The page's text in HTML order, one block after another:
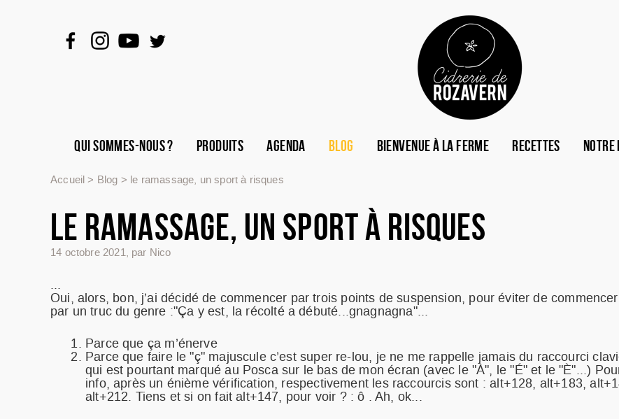
QUI SOMMES-NOUS ? PRODUITS AGENDA BLOG BIENVENUE À LA FERME RECETTES
Accueil > Blog > le ramassage, un sport à risques
LE RAMASSAGE, UN SPORT À RISQUES
14 octobre 2021, par Nico
...
Oui, alors, bon, j’ai décidé de commencer par trois points de suspension, pour éviter de commencer
par un truc du genre :"Ça y est, la récolté a débuté...gnagnagna"...
Parce que ça m’énerve
Parce que faire le "ç" majuscule c’est super re-lou, je ne me rappelle jamais du raccourci
qui est pourtant marqué au Posca sur le bas de mon écran (avec le "À", le "É" et le "È"...)
info, après un énième vérification, respectivement les raccourcis sont : alt+128, alt+183,
alt+212. Tiens et si on fait alt+147, pour voir ? : ô . Ah, ok...